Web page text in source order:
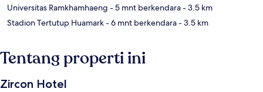
Universitas Ramkhamhaeng - 5 mnt berkendara- 3.5 km
Stadion Tertutup Huamark- 6 mnt berkendara- 3.5 km
Tentang properti ini
Zircon Hotel